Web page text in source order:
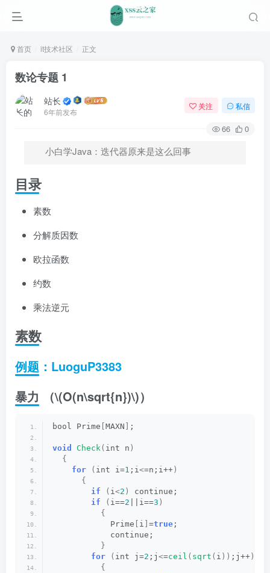
首页 it技术社区 正文
数论专题 1
站长
6年前发布
关注 私信
66 0
小白学Java：迭代器原来是这么回事
目录
素数
分解质因数
欧拉函数
约数
乘法逆元
素数
例题：LuoguP3383
暴力 （\(O(n\sqrt{n})\)）
bool Prime MAXN ;
void Check( int n )
{
for
( int i=1 ;i<=n;i++ )
{
if
( i<2 )
continue;
if
( i==2 ||i==3 )
{
            Prime
i =true ;
            continue;
}
for
( int j=2 ;j <=ceil ( sqrt ( i )) ;j++ )
{